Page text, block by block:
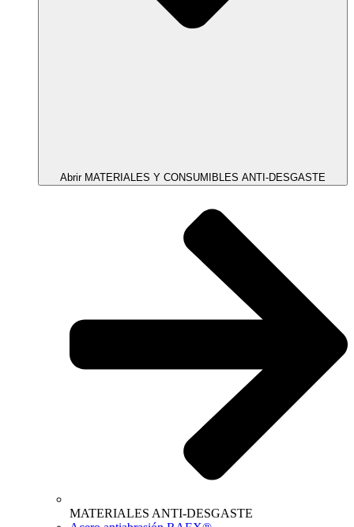
Abrir MATERIALES Y CONSUMIBLES ANTI-DESGASTE
MATERIALES ANTI-DESGASTE